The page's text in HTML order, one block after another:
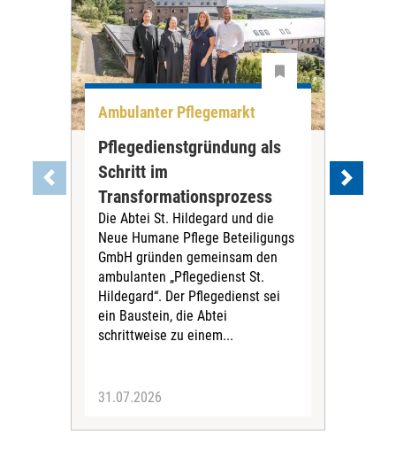
Ambulanter Pflegemarkt
Pflegedienstgründung als
Schritt im
Transformationsprozess
Die Abtei St. Hildegard und die
Neue Humane Pflege Beteiligungs
GmbH gründen gemeinsam den
ambulanten „Pflegedienst St.
Hildegard“. Der Pflegedienst sei
ein Baustein, die Abtei
schrittweise zu einem...
31.07.2026